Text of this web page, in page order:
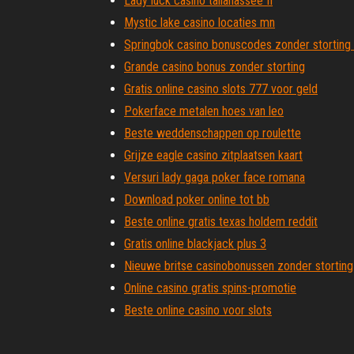
Mystic lake casino locaties mn
Springbok casino bonuscodes zonder
Grande casino bonus zonder storting
Gratis online casino slots 777 voor geld
Pokerface metalen hoes van leo
Beste weddenschappen op roulette
Grijze eagle casino zitplaatsen kaart
Versuri lady gaga poker face romana
Download poker online tot bb
Beste online gratis texas holdem reddit
Gratis online blackjack plus 3
Nieuwe britse casinobonussen zonder storting
Online casino gratis spins-promotie
Beste online casino voor slots